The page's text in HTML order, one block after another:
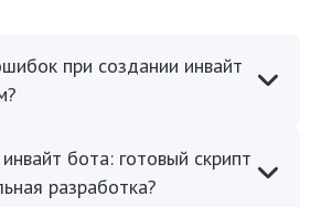
при создании инвайт
бота: готовый скрипт
разработка?